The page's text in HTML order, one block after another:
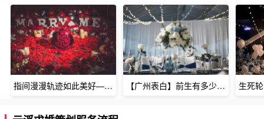
指间漫漫轨迹如此美好——深圳烈焰玫瑰生日惊喜 【广州表白】前生有多少未尽的缘7张